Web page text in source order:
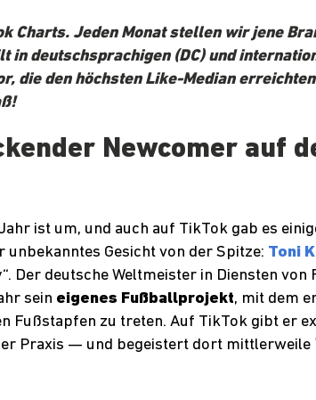
Charts. Jeden Monat stellen wir jene
in deutschsprachigen (DC) und
die den höchsten Like-Median
Newcomer auf
ist um, und auch auf TikTok gab es
unbekanntes Gesicht von der Spitze: Toni
Der deutsche Weltmeister in Diensten von
sein eigenes Fußballprojekt, mit dem
Fußstapfen zu treten. Auf TikTok gibt er
Praxis — und begeistert dort mittlerweile